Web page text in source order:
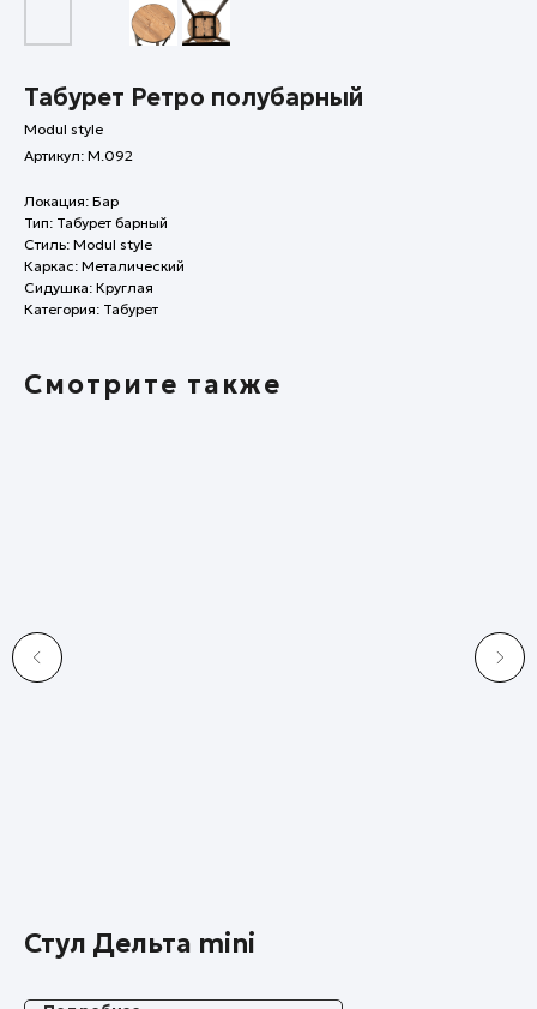
Табурет Ретро полубарный
Modul style
Артикул: M.092
Локация: Бар
Тип: Табурет барный
Стиль: Modul style
Каркас: Металический
Сидушка: Круглая
Категория: Табурет
Смотрите также
Стул Дельта mini